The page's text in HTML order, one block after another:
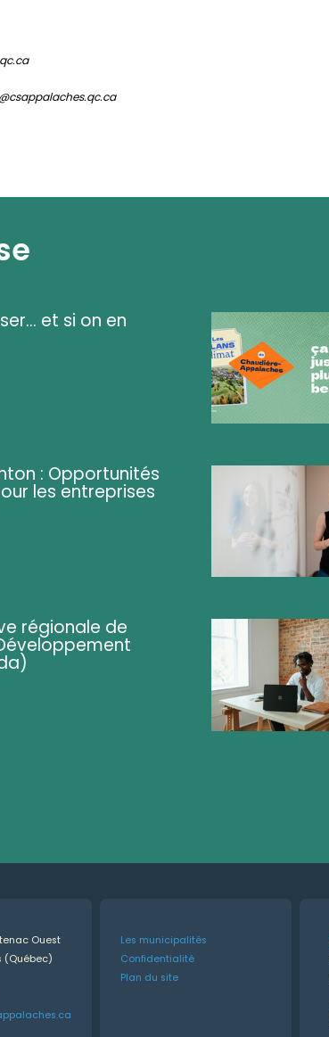
et si on en
: Opportunités
les entreprises
régionale de
Ouest
(Québec)
Les municipalités
Confidentialité
Plan du site